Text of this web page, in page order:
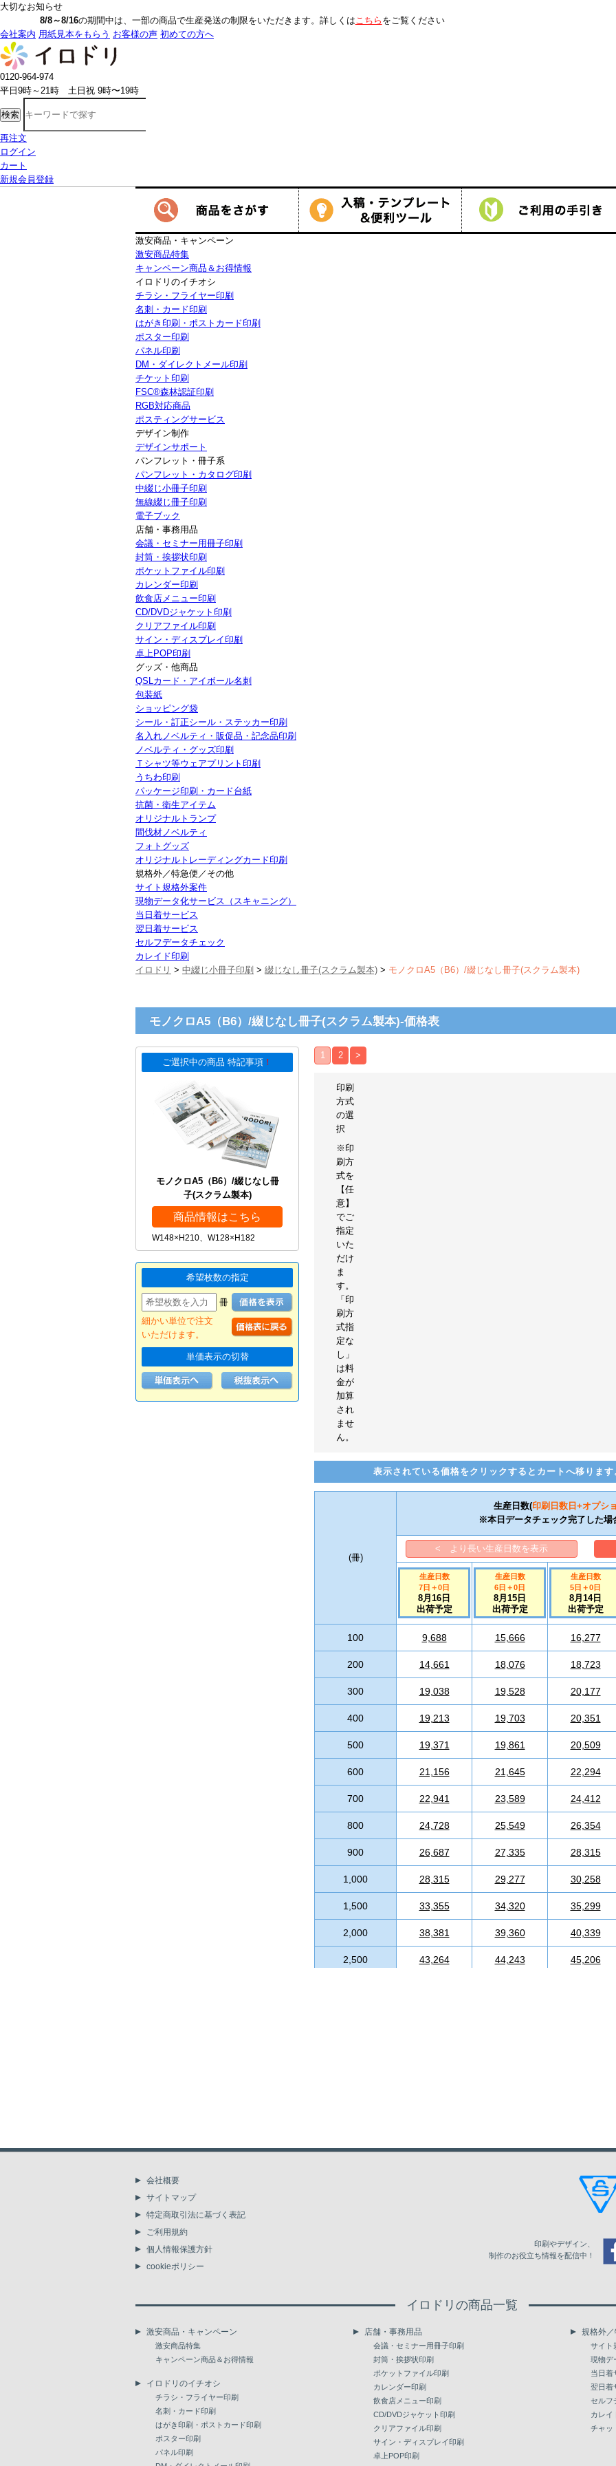
大切なお知らせ
の期間中は、一部の商品で生産発送の制限をいただきます。詳しくは こちらをご覧ください
会社案内 用紙見本をもらう お客様の声 初めての方へ
0120-964-974
平日9時～21時 土日祝 9時〜19時
検索
再注文
ログイン
カート
新規会員登録
激安商品・キャンペーン
激安商品特集
キャンペーン商品＆お得情報
イロドリのイチオシ
チラシ・フライヤー印刷
名刺・カード印刷
はがき印刷・ポストカード印刷
ポスター印刷
パネル印刷
DM・ダイレクトメール印刷
チケット印刷
FSC®森林認証印刷
RGB対応商品
ポスティングサービス
デザイン制作
デザインサポート
パンフレット・冊子系
パンフレット・カタログ印刷
中綴じ小冊子印刷
無線綴じ冊子印刷
電子ブック
店舗・事務用品
会議・セミナー用冊子印刷
封筒・挨拶状印刷
ポケットファイル印刷
カレンダー印刷
飲食店メニュー印刷
CD/DVDジャケット印刷
クリアファイル印刷
サイン・ディスプレイ印刷
卓上POP印刷
グッズ・他商品
QSLカード・アイボール名刺
包装紙
ショッピング袋
シール・訂正シール・ステッカー印刷
名入れノベルティ・販促品・記念品印刷
ノベルティ・グッズ印刷
Ｔシャツ等ウェアプリント印刷
うちわ印刷
パッケージ印刷・カード台紙
抗菌・衛生アイテム
オリジナルトランプ
間伐材ノベルティ
フォトグッズ
オリジナルトレーディングカード印刷
規格外／特急便／その他
サイト規格外案件
現物データ化サービス（スキャニング）
当日着サービス
翌日着サービス
セルフデータチェック
カレイド印刷
イロドリ > 中綴じ小冊子印刷 > 綴じなし冊子(スクラム製本) > モノクロA5（B6）/綴じなし冊子(スクラム製本)
モノクロA5（B6）/綴じなし冊子(スクラム製本)-価格表
ご選択中の商品 特記事項 ！
モノクロA5（B6）/綴じなし冊
子(スクラム製本)
商品情報はこちら
W148×H210、W128×H182
希望枚数の指定
冊
細かい単位で注文
いただけます。
単価表示の切替
1 2 >
印刷
方式
の選
択
※印
刷方
式を
【任
意】
でご
指定
いた
だけ
ま
す。
「印
刷方
式指
定な
し」
は料
金が
加算
され
ませ
ん。
表示されている価格をクリックするとカートへ移ります
(冊)
生産日数(印刷日数 日+オプシ
※本日データチェック完了した場
< より長い生産日数を表示
生産日数
7日 ＋0日
8月16日
出荷予定
生産日数
6日 ＋0日
8月15日
出荷予定
生産日数
5日 ＋0日
8月14日
出荷予定
100 9,688 15,666 16,277
200 14,661 18,076 18,723
300 19,038 19,528 20,177
400 19,213 19,703 20,351
500 19,371 19,861 20,509
600 21,156 21,645 22,294
700 22,941 23,589 24,412
800 24,728 25,549 26,354
900 26,687 27,335 28,315
1,000 28,315 29,277 30,258
1,500 33,355 34,320 35,299
2,000 38,381 39,360 40,339
2,500 43,264 44,243 45,206
6,000 71,437 72,574 73,539
77,283
81,012
87,523 88,661
9,000 94,365 95,504 96,640
9,500 97,952 100,544
101,855 104,289
会社概要
サイトマップ
特定商取引法に基づく表記
ご利用規約
個人情報保護方針
cookieポリシー
印刷やデザイン、
制作のお役立ち情報を配信中！
イロドリの商品一覧
激安商品・キャンペーン
激安商品特集
キャンペーン商品＆お得情報
イロドリのイチオシ
チラシ・フライヤー印刷
名刺・カード印刷
はがき印刷・ポストカード印刷
ポスター印刷
パネル印刷
店舗・事務用品
会議・セミナー用冊子印刷
封筒・挨拶状印刷
ポケットファイル印刷
カレンダー印刷
飲食店メニュー印刷
CD/DVDジャケット印刷
クリアファイル印刷
サイン・ディスプレイ印刷
卓上POP印刷
規格外
サイト
現物デ
当日着
翌日着
セルフ
カレイ
チャッ